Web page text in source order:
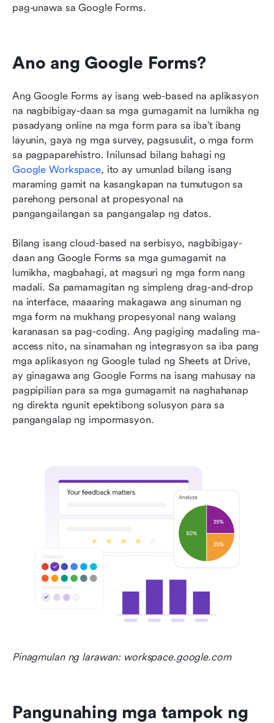
pag-unawa sa Google Forms.
Ano ang Google Forms?
Ang Google Forms ay isang web-based na aplikasyon
na nagbibigay-daan sa mga gumagamit na lumikha ng
pasadyang online na mga form para sa iba’t ibang
layunin, gaya ng mga survey, pagsusulit, o mga form
Google Workspace, ito ay umunlad bilang isang
maraming gamit na kasangkapan na tumutugon sa
parehong personal at propesyonal na
pangangailangan sa pangangalap ng datos.
Bilang isang cloud-based na serbisyo, nagbibigay-
daan ang Google Forms sa mga gumagamit na
lumikha, magbahagi, at magsuri ng mga form nang
madali. Sa pamamagitan ng simpleng drag-and-drop
na interface, maaaring makagawa ang sinuman ng
mga form na mukhang propesyonal nang walang
karanasan sa pag-coding. Ang pagiging madaling ma-
access nito, na sinamahan ng integrasyon sa iba pang
mga aplikasyon ng Google tulad ng Sheets at Drive,
ay ginagawa ang Google Forms na isang mahusay na
pagpipilian para sa mga gumagamit na naghahanap
ng direkta ngunit epektibong solusyon para sa
pangangalap ng impormasyon.
Pinagmulan ng larawan: workspace.google.com
Pangunahing mga tampok ng